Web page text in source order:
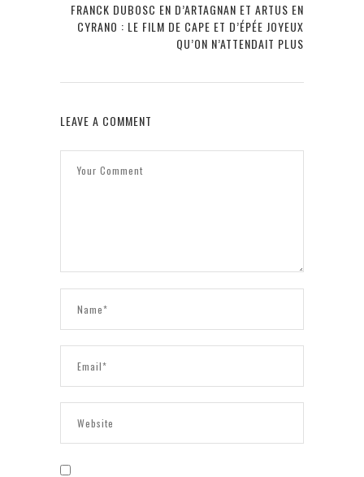
FRANCK DUBOSC EN D’ARTAGNAN ET ARTUS EN
CYRANO : LE FILM DE CAPE ET D’ÉPÉE JOYEUX
QU’ON N’ATTENDAIT PLUS
LEAVE A COMMENT